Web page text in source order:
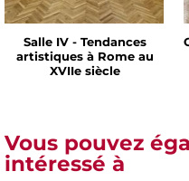
Salle IV - Tendances
artistiques à Rome au
XVIIe siècle
Vous pouvez
intéressé à